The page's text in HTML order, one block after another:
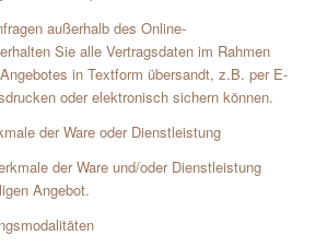
außerhalb des Online-
Sie alle Vertragsdaten im Rahmen
in Textform übersandt, z.B. per E-
oder elektronisch sichern können.
der Ware oder Dienstleistung
der Ware und/oder Dienstleistung
Angebot.